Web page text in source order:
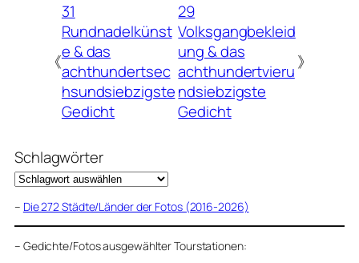
《
31
Rundnadelkünst
e & das
achthundertsec
hsundsiebzigste
Gedicht
29
Volksgangbekleid
ung & das
achthundertvieru
ndsiebzigste
Gedicht
》
Schlagwörter
– Die 272 Städte/Länder der Fotos (2016-2026)
– Gedichte/Fotos ausgewählter Tourstationen: